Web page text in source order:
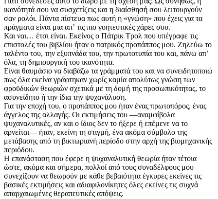
ικανότητά σου να συσχετίζεις και η διαίσθησή σου λειτουργούν
σαν ρολόι. Πάντα πίστευα πως αυτή η «γνώση» που έχεις για τα
πράγματα είναι μια απʼ τις πιο γοητευτικές χάρες σου.
Και ναι… έτσι είναι. Εκείνος ο Πάτρικ Τρολ που υπέγραφε τις
επιστολές του βιβλίου ήταν ο πατρικός προπάππος μου. Ζηλεύω το
ταλέντο του, την εξυπνάδα του, την πρωτοτυπία του και, πάνω απʼ
όλα, τη δημιουργική του ικανότητα.
Είναι θαυμάσιο να διαβάζω τα γράμματά του και να συνειδητοποιώ
πως όλα εκείνα γράφτηκαν χωρίς καμία απολύτως γνώση των
φροϋδικών θεωριών σχετικά με τη δομή της προσωπικότητας, το
ασυνείδητο ή την ίδια την ψυχανάλυση.
Για την εποχή του, ο προπάππος μου ήταν ένας πρωτοπόρος, ένας
άγγελος της αλλαγής. Οι εκτιμήσεις του —αναμφίβολα
ψυχαναλυτικές, αν και ο ίδιος δεν το ήξερε ή επέμενε να το
αρνείται— ήταν, εκείνη τη στιγμή, ένα ακόμα σύμβολο της
μετάβασης από τη βικτωριανή περίοδο στην αρχή της βιομηχανικής
περιόδου.
Η επανάσταση που έφερε η ψυχαναλυτική θεωρία ήταν τέτοια
ώστε, ακόμα και σήμερα, πολλοί από τους συναδέλφους μου
συνεχίζουν να θεωρούν με κάθε βεβαιότητα έγκυρες εκείνες τις
βασικές εκτιμήσεις και αδιαφιλονίκητες όλες εκείνες τις συχνά
απαρχαιωμένες θεραπευτικές απόψεις.